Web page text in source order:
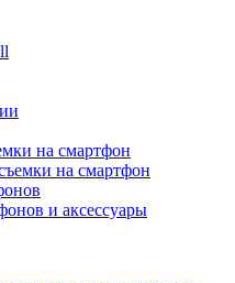
на смартфон
на смартфон
и аксессуары